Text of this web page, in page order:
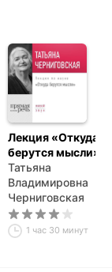
Лекция «Откуда
берутся мысли»
Татьяна
Владимировна
Черниговская
1 час 30 минут